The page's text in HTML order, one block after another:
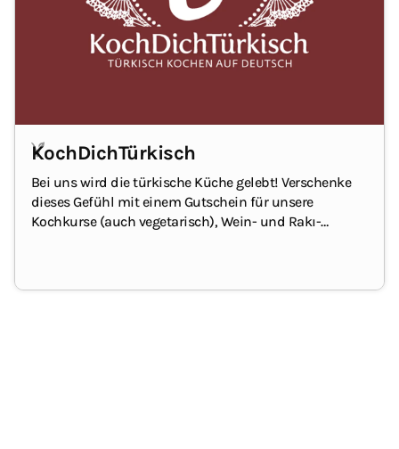
KochDich­Türkisch
Bei uns wird die türkische Küche gelebt! Verschenke
dieses Gefühl mit einem Gutschein für unsere
Kochkurse (auch vegetarisch), Wein- und Rakı-